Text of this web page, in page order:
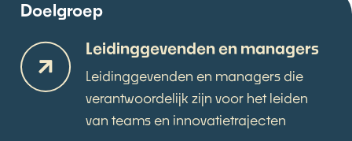
Doelgroep
Leidinggevenden en managers
Leidinggevenden en managers die
verantwoordelijk zijn voor het leiden
van teams en innovatietrajecten